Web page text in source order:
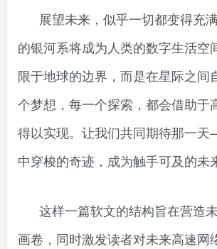
展望未来，似乎一切都变得充
的银河系将成为人类的数字生活空
限于地球的边界，而是在星际之间
个梦想，每一个探索，都会借助于
得以实现。让我们共同期待那一
中穿梭的奇迹，成为触手可及的未
这样一篇软文的结构旨在营造
画卷，同时激发读者对未来高速网